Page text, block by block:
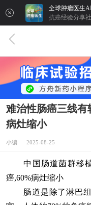
全球肿瘤医生
抗癌经验分享
难治性肠癌三线
病灶缩小
小编 2025-08-25
中国肠道菌群移植
癌,60%病灶缩小
肠道是除了淋巴组